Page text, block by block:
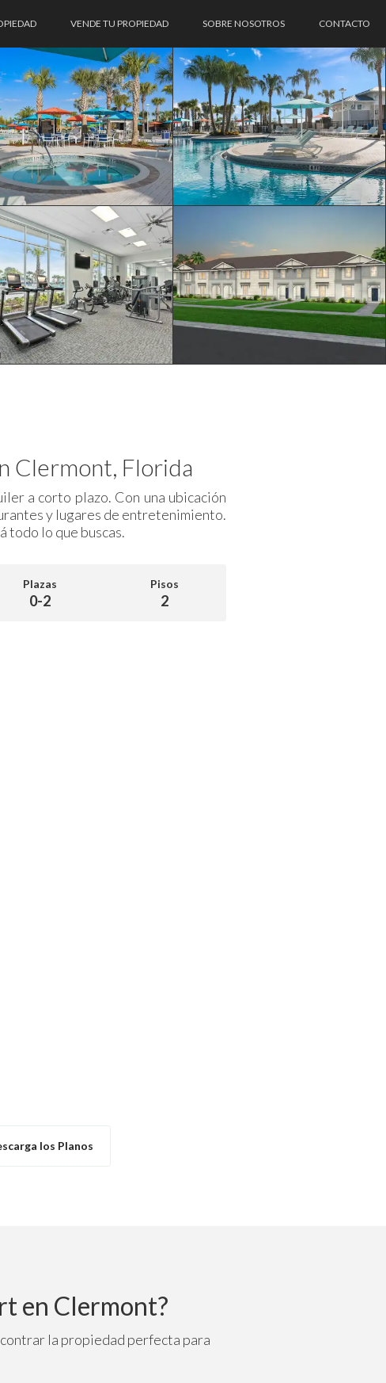
VENDE TU PROPIEDAD SOBRE NOSOTROS CONTACTO
Clermont, Florida
a corto plazo. Con una ubicación
y lugares de entretenimiento.
todo lo que buscas.
Plazas
0-2
Pisos
2
los Planos
en Clermont?
la propiedad perfecta para